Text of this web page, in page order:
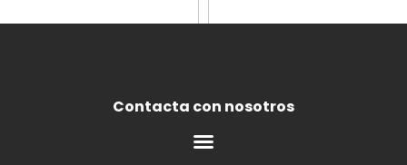
Contacta con nosotros